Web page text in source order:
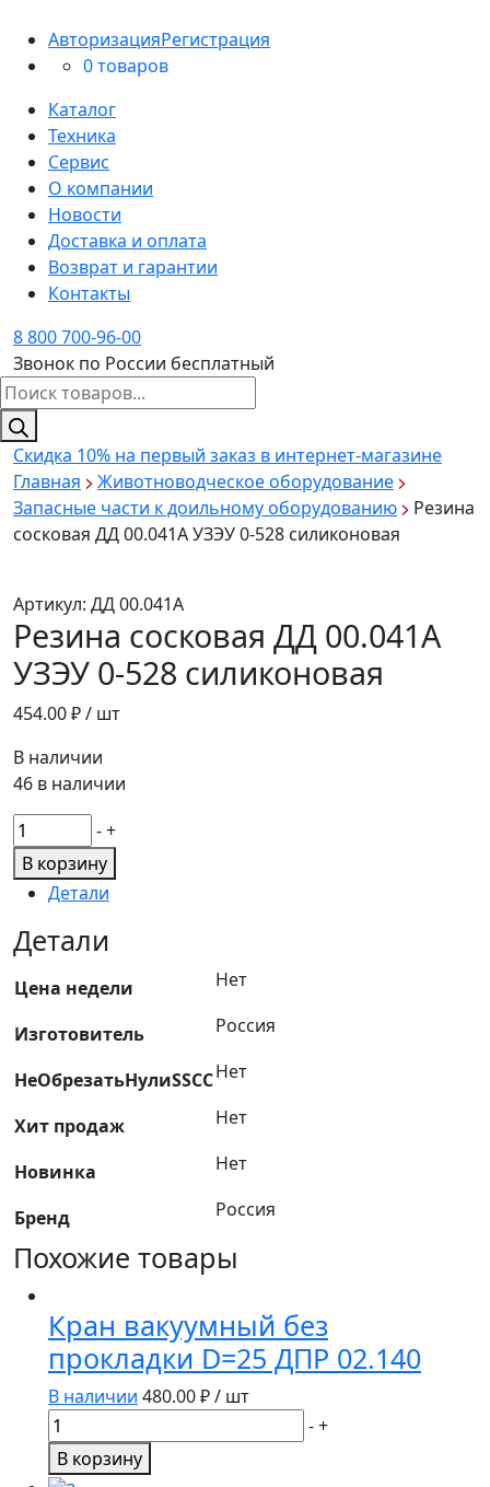
АвторизацияРегистрация
0 товаров
Каталог
Техника
Сервис
О компании
Новости
Доставка и оплата
Возврат и гарантии
Контакты
8 800 700-96-00
Звонок по России бесплатный
Поиск
товаров
Скидка 10% на первый заказ в интернет-магазине
Главная
Животноводческое оборудование
Запасные части к доильному оборудованию
Резина
сосковая ДД 00.041А УЗЭУ 0-528 силиконовая
Артикул: ДД 00.041А
Резина сосковая ДД 00.041А
УЗЭУ 0-528 силиконовая
454.00₽ / шт
В наличии
46 в наличии
Количество
товара
Резина
сосковая
ДД
00.041А
УЗЭУ
528
-+
В корзину
Детали
Детали
Цена недели Нет
Изготовитель Россия
НеОбрезатьНулиSSCCНет
Хит продаж Нет
Новинка Нет
Бренд Россия
Похожие товары
Кран вакуумный без
прокладки D=25 ДПР 02.140
В наличии 480.00₽ / шт
Количество
товара
Кран
-+
В корзину